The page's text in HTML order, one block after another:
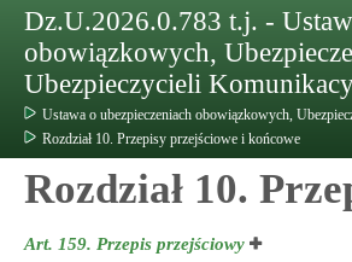
Dz.U.2026.0.783 t.j. -
obowiązkowych,
Ubezpieczycieli
Ustawa o ubezpieczeniach obowiązkowych,
Rozdział 10. Przepisy przejściowe i końcowe
Rozdział 10.
Art. 159. Przepis przejściowy